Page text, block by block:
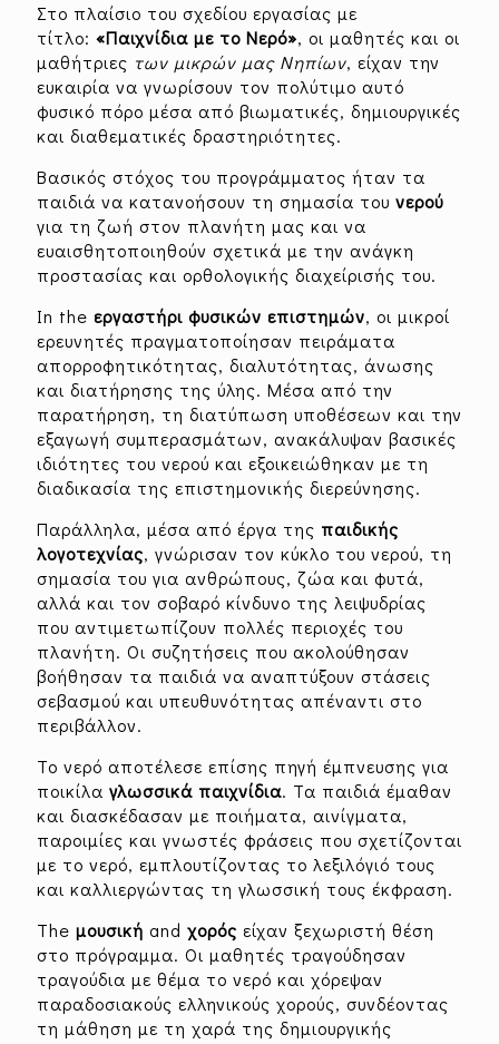
Στο πλαίσιο του σχεδίου εργασίας με
τίτλο: «Παιχνίδια με το Νερό», οι μαθητές και οι
μαθήτριες των μικρών μας Νηπίων, είχαν την
ευκαιρία να γνωρίσουν τον πολύτιμο αυτό
φυσικό πόρο μέσα από βιωματικές, δημιουργικές
και διαθεματικές δραστηριότητες.
Βασικός στόχος του προγράμματος ήταν τα
παιδιά να κατανοήσουν τη σημασία του νερού
για τη ζωή στον πλανήτη μας και να
ευαισθητοποιηθούν σχετικά με την ανάγκη
προστασίας και ορθολογικής διαχείρισής του.
In the εργαστήρι φυσικών επιστημών, οι μικροί
ερευνητές πραγματοποίησαν πειράματα
απορροφητικότητας, διαλυτότητας, άνωσης
και διατήρησης της ύλης. Μέσα από την
παρατήρηση, τη διατύπωση υποθέσεων και την
εξαγωγή συμπερασμάτων, ανακάλυψαν βασικές
ιδιότητες του νερού και εξοικειώθηκαν με τη
διαδικασία της επιστημονικής διερεύνησης.
Παράλληλα, μέσα από έργα της παιδικής
λογοτεχνίας, γνώρισαν τον κύκλο του νερού, τη
σημασία του για ανθρώπους, ζώα και φυτά,
αλλά και τον σοβαρό κίνδυνο της λειψυδρίας
που αντιμετωπίζουν πολλές περιοχές του
πλανήτη. Οι συζητήσεις που ακολούθησαν
βοήθησαν τα παιδιά να αναπτύξουν στάσεις
σεβασμού και υπευθυνότητας απέναντι στο
περιβάλλον.
Το νερό αποτέλεσε επίσης πηγή έμπνευσης για
ποικίλα γλωσσικά παιχνίδια. Τα παιδιά έμαθαν
και διασκέδασαν με ποιήματα, αινίγματα,
παροιμίες και γνωστές φράσεις που σχετίζονται
με το νερό, εμπλουτίζοντας το λεξιλόγιό τους
και καλλιεργώντας τη γλωσσική τους έκφραση.
The μουσική and χορός είχαν ξεχωριστή θέση
στο πρόγραμμα. Οι μαθητές τραγούδησαν
τραγούδια με θέμα το νερό και χόρεψαν
παραδοσιακούς ελληνικούς χορούς, συνδέοντας
τη μάθηση με τη χαρά της δημιουργικής